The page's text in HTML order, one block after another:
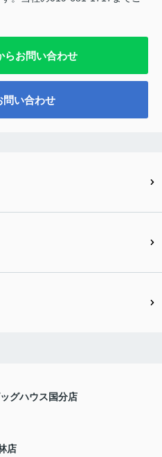
らお問い合わせ
問い合わせ
グハウス国分店
店